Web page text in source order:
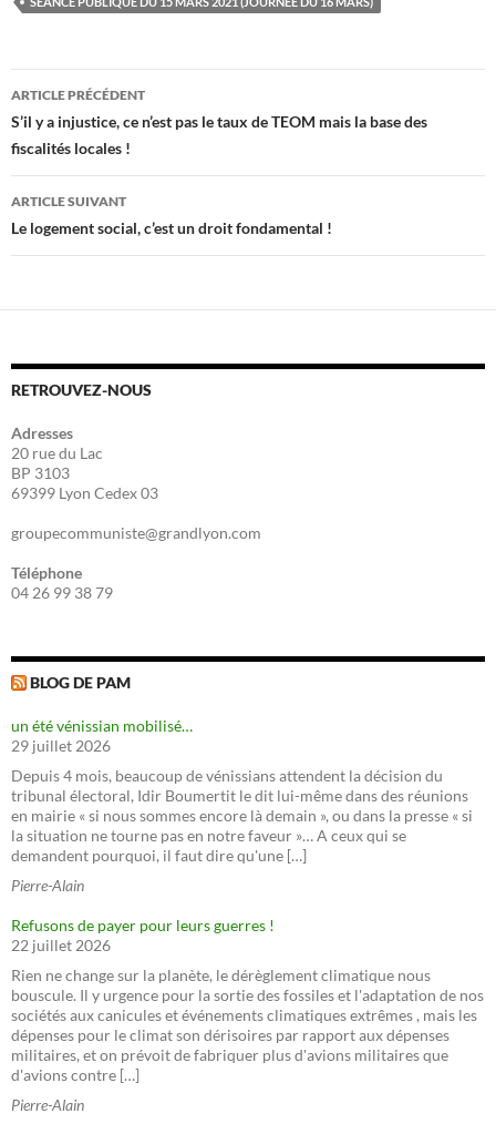
Navigation
des
articles
ARTICLE PRÉCÉDENT
S’il y a injustice, ce n’est pas le taux de TEOM mais la base des
fiscalités locales !
ARTICLE SUIVANT
Le logement social, c’est un droit fondamental !
RETROUVEZ-NOUS
Adresses
20 rue du Lac
BP 3103
69399 Lyon Cedex 03
groupecommuniste@grandlyon.com
Téléphone
04 26 99 38 79
BLOG DE PAM
un été vénissian mobilisé…
29 juillet 2026
Depuis 4 mois, beaucoup de vénissians attendent la décision du
tribunal électoral, Idir Boumertit le dit lui-même dans des réunions
en mairie « si nous sommes encore là demain », ou dans la presse « si
la situation ne tourne pas en notre faveur »… A ceux qui se
demandent pourquoi, il faut dire qu'une […]
Pierre-Alain
Refusons de payer pour leurs guerres !
22 juillet 2026
Rien ne change sur la planète, le dérèglement climatique nous
bouscule. Il y urgence pour la sortie des fossiles et l'adaptation de nos
sociétés aux canicules et événements climatiques extrêmes , mais les
dépenses pour le climat son dérisoires par rapport aux dépenses
militaires, et on prévoit de fabriquer plus d'avions militaires que
d'avions contre […]
Pierre-Alain